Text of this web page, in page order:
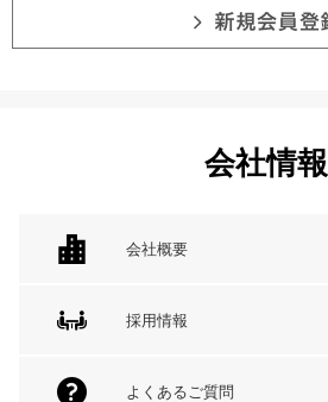
会社情報
会社概要
採用情報
よくあるご質問